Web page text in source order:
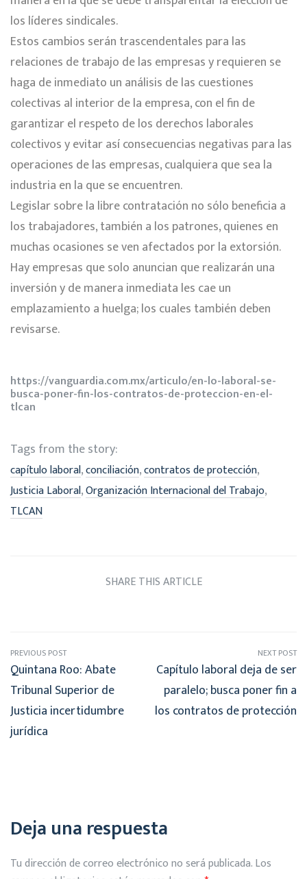
los líderes sindicales.
Estos cambios serán trascendentales para las
relaciones de trabajo de las empresas y requieren se
haga de inmediato un análisis de las cuestiones
colectivas al interior de la empresa, con el fin de
garantizar el respeto de los derechos laborales
colectivos y evitar así consecuencias negativas para las
operaciones de las empresas, cualquiera que sea la
industria en la que se encuentren.
Legislar sobre la libre contratación no sólo beneficia a
los trabajadores, también a los patrones, quienes en
muchas ocasiones se ven afectados por la extorsión.
Hay empresas que solo anuncian que realizarán una
inversión y de manera inmediata les cae un
emplazamiento a huelga; los cuales también deben
revisarse.
https://vanguardia.com.mx/articulo/en-lo-laboral-se-
busca-poner-fin-los-contratos-de-proteccion-en-el-
tlcan
Tags from the story:
capítulo laboral,conciliación,contratos de protección,
Justicia Laboral,Organización Internacional del Trabajo,
TLCAN
SHARE THIS ARTICLE
PREVIOUS POST
Quintana Roo: Abate
Tribunal Superior de
Justicia incertidumbre
jurídica
NEXT POST
Capítulo laboral deja de ser
paralelo; busca poner fin a
los contratos de protección
Deja una respuesta
Tu dirección de correo electrónico no será publicada.Los